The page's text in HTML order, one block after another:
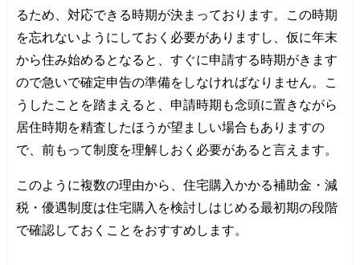
るため、対応できる時期が決まっております。この時期
を忘れないようにしておく必要がありますし、仮に年末
から住み始めるとなると、すぐに申請する時期がきます
ので急いで確定申告の準備をしなければなりません。こ
うしたことを踏まえると、申請時期も念頭に置きながら
居住時期を精査したほうが望ましい場合もありますの
で、前もって制度を理解しおく必要があると言えます。
このように複数の理由から、住宅購入かかる補助金・減
税・優遇制度は住宅購入を検討しはじめる最初期の段階
で確認しておくことをおすすめします。